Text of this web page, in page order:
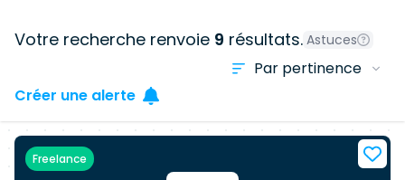
Votre recherche renvoie 9 résultats. Astuces
Créer une alerte
Freelance